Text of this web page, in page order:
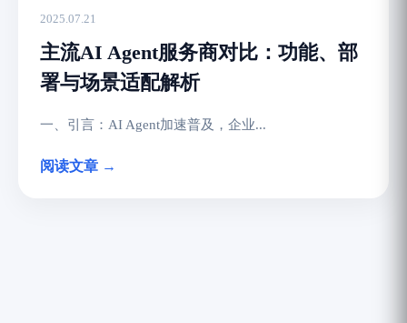
2025.07.21
主流AI Agent服务商对比：功能、部
署与场景适配解析
一、引言：AI Agent加速普及，企业...
阅读文章 →